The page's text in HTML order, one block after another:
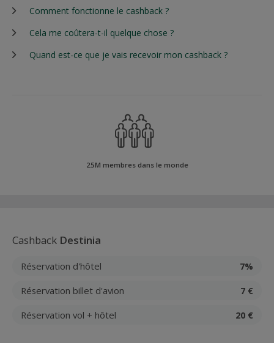
Comment fonctionne le cashback ?
Cela me coûtera-t-il quelque chose ?
Quand est-ce que je vais recevoir mon cashback ?
25M membres dans le monde
Cashback Destinia
Réservation d'hôtel 7%
Réservation billet d'avion 7 €
Réservation vol + hôtel 20 €